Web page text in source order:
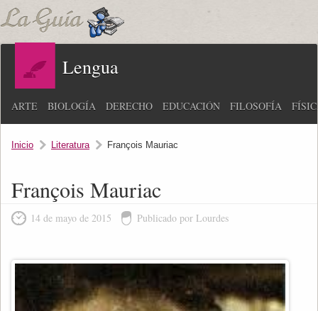
Lengua
ARTE BIOLOGÍA DERECHO EDUCACIÓN FILOSOFÍA
Inicio Literatura François Mauriac
François Mauriac
14 de mayo de 2015 Publicado por Lourdes